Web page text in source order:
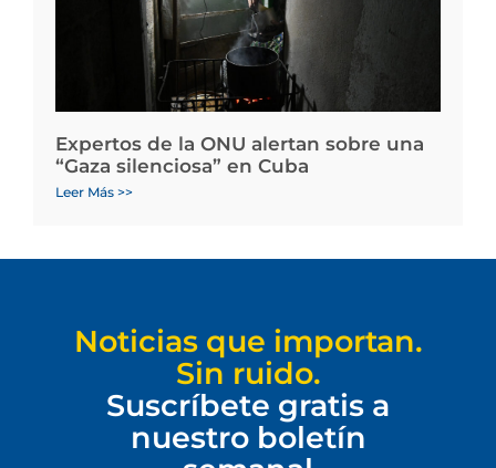
Expertos de la ONU alertan sobre una
“Gaza silenciosa” en Cuba
Leer Más >>
Noticias que importan.
Sin ruido.
Suscríbete gratis a
nuestro boletín